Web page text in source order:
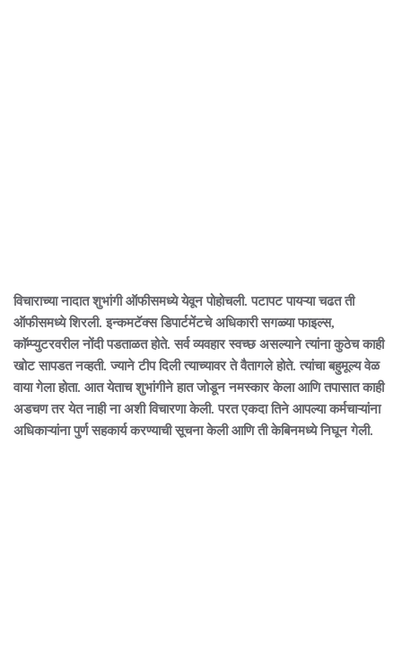
विचाराच्या नादात शुभांगी ऑफीसमध्ये येवून पोहोचली. पटापट पायऱ्या चढत ती
ऑफीसमध्ये शिरली. इन्कमटॅक्स डिपार्टमेंटचे अधिकारी सगळ्या फाइल्स,
काॅम्प्युटरवरील नोंदी पडताळत होते. सर्व व्यवहार स्वच्छ असल्याने त्यांना कुठेच काही
खोट सापडत नव्हती. ज्याने टीप दिली त्याच्यावर ते वैतागले होते. त्यांचा बहुमूल्य वेळ
वाया गेला होता. आत येताच शुभांगीने हात जोडून नमस्कार केला आणि तपासात काही
अडचण तर येत नाही ना अशी विचारणा केली. परत एकदा तिने आपल्या कर्मचाऱ्यांना
अधिकाऱ्यांना पुर्ण सहकार्य करण्याची सूचना केली आणि ती केबिनमध्ये निघून गेली.